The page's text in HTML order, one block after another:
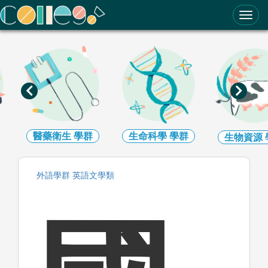
ColleGo! 大學選才與高中育才輔助系統
醫藥衛生 學群 生命科學 學群 生物資源
外語學群 英語文學類